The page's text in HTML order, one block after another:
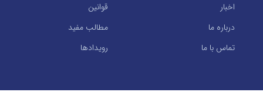
قوانین
اخبار
مطالب مفید
درباره ما
رویدادها
تماس با ما